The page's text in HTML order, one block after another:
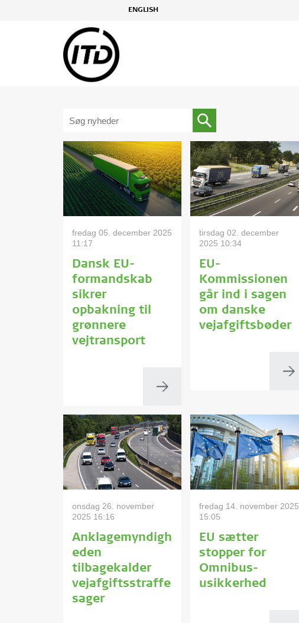
ENGLISH
fredag 05. december 2025
11:17
Dansk EU-
formandskab
sikrer
opbakning til
grønnere
vejtransport
tirsdag 02. december
2025 10:34
EU-
Kommissionen
går ind i sagen
om danske
vejafgiftsbøder
onsdag 26. november
2025 16:16
Anklagemyndigh
eden
tilbagekalder
vejafgiftsstraffe
sager
fredag 14. november 2025
15:05
EU sætter
stopper for
Omnibus-
usikkerhed